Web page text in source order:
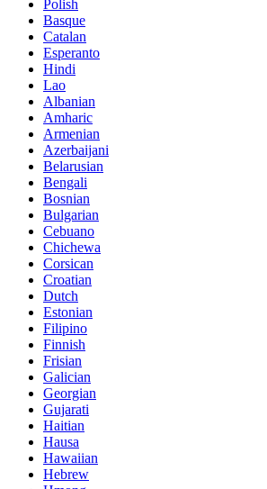
Polish
Basque
Catalan
Esperanto
Hindi
Lao
Albanian
Amharic
Armenian
Azerbaijani
Belarusian
Bengali
Bosnian
Bulgarian
Cebuano
Chichewa
Corsican
Croatian
Dutch
Estonian
Filipino
Finnish
Frisian
Galician
Georgian
Gujarati
Haitian
Hausa
Hawaiian
Hebrew